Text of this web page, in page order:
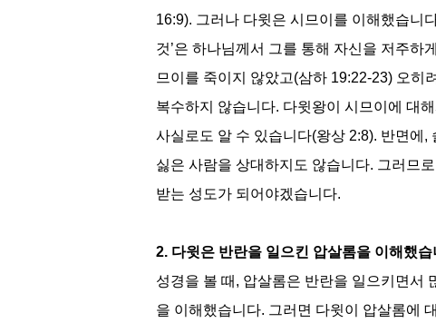
16:9). 그러나 다윗은 시므이를 이해했습니
것’은 하나님께서 그를 통해 자신을 저주하
므이를 죽이지 않았고(삼하 19:22-23) 오히
복수하지 않습니다. 다윗왕이 시므이에 대
사실로도 알 수 있습니다(왕상 2:8). 반면에 ,
싫은 사람을 상대하지도 않습니다. 그러므
받는 성도가 되어야겠습니다.
2. 다윗은 반란을 일으킨 압살롬을 이해했습
성경을 볼 때 , 압살롬은 반란을 일으키면서
을 이해했습니다. 그러면 다윗이 압살롬에